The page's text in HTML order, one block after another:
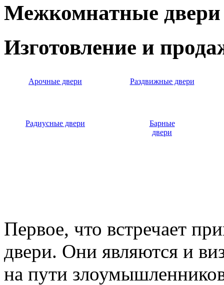
Межкомнатные двери
Изготовление и
Арочные двери Раздвижные двери
Радиусные двери
Барные
двери
Первое, что встречает
двери. Они являются и
на пути